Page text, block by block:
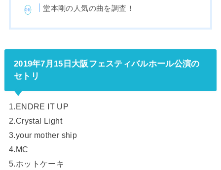
堂本剛の人気の曲を調査！
2019年7月15日大阪フェスティバルホール公演の
セトリ
1.ENDRE IT UP
2.Crystal Light
3.your mother ship
4.MC
5.ホットケーキ